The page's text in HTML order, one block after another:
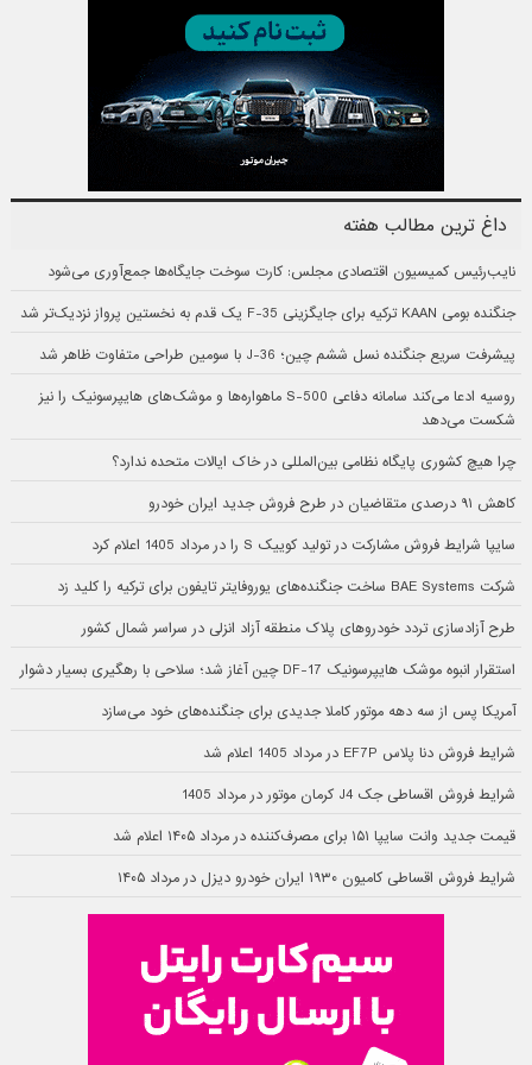
داغ ترین مطالب هفته
نایب‌رئیس کمیسیون اقتصادی مجلس: کارت سوخت جایگاه‌ها جمع‌آوری می‌شود
جنگنده بومی KAAN ترکیه برای جایگزینی F-35 یک قدم به نخستین پرواز نزدیک‌تر شد
پیشرفت سریع جنگنده نسل ششم چین؛ J-36 با سومین طراحی متفاوت ظاهر شد
روسیه ادعا می‌کند سامانه دفاعی S-500 ماهواره‌ها و موشک‌های هایپرسونیک را نیز
شکست می‌دهد
چرا هیچ کشوری پایگاه نظامی بین‌المللی در خاک ایالات متحده ندارد؟
کاهش ۹۱ درصدی متقاضیان در طرح فروش جدید ایران خودرو
سایپا شرایط فروش مشارکت در تولید کوییک S را در مرداد 1405 اعلام کرد
شرکت BAE Systems ساخت جنگنده‌های یوروفایتر تایفون برای ترکیه را کلید زد
طرح آزادسازی تردد خودروهای پلاک منطقه آزاد انزلی در سراسر شمال کشور
استقرار انبوه موشک هایپرسونیک DF-17 چین آغاز شد؛ سلاحی با رهگیری بسیار دشوار
آمریکا پس از سه دهه موتور کاملا جدیدی برای جنگنده‌های خود می‌سازد
شرایط فروش دنا پلاس EF7P در مرداد 1405 اعلام شد
شرایط فروش اقساطی جک J4 کرمان موتور در مرداد 1405
قیمت جدید وانت سایپا ۱۵۱ برای مصرف‌کننده در مرداد ۱۴۰۵ اعلام شد
شرایط فروش اقساطی کامیون ۱۹۳۰ ایران خودرو دیزل در مرداد ۱۴۰۵